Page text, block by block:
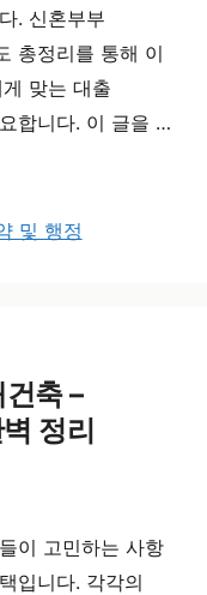
. 신혼부부
총정리를 통해 이
맞는 대출
합니다. 이 글을 …
및 행정
축 –
정리
이 고민하는 사항
입니다. 각각의